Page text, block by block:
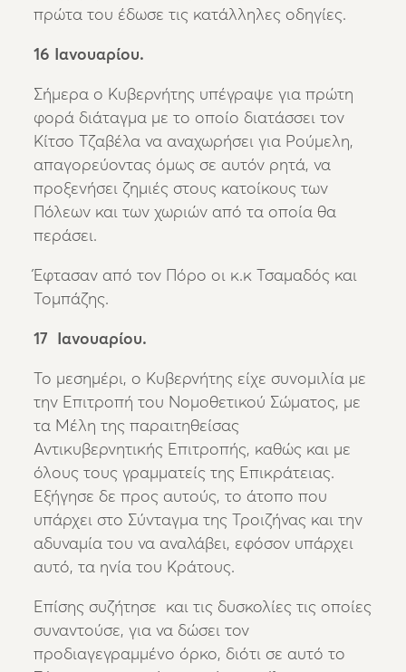
πρώτα του έδωσε τις κατάλληλες οδηγίες.
16 Ιανουαρίου.
Σήμερα ο Κυβερνήτης υπέγραψε για πρώτη
φορά διάταγμα με το οποίο διατάσσει τον
Κίτσο Τζαβέλα να αναχωρήσει για Ρούμελη,
απαγορεύοντας όμως σε αυτόν ρητά, να
προξενήσει ζημιές στους κατοίκους των
Πόλεων και των χωριών από τα οποία θα
περάσει.
Έφτασαν από τον Πόρο οι κ.κ Τσαμαδός και
Τομπάζης.
17 Ιανουαρίου.
Το μεσημέρι, ο Κυβερνήτης είχε συνομιλία με
την Επιτροπή του Νομοθετικού Σώματος, με
τα Μέλη της παραιτηθείσας
Αντικυβερνητικής Επιτροπής, καθώς και με
όλους τους γραμματείς της Επικράτειας.
Εξήγησε δε προς αυτούς, το άτοπο που
υπάρχει στο Σύνταγμα της Τροιζήνας και την
αδυναμία του να αναλάβει, εφόσον υπάρχει
αυτό, τα ηνία του Κράτους.
Επίσης συζήτησε και τις δυσκολίες τις οποίες
συναντούσε, για να δώσει τον
προδιαγεγραμμένο όρκο, διότι σε αυτό το